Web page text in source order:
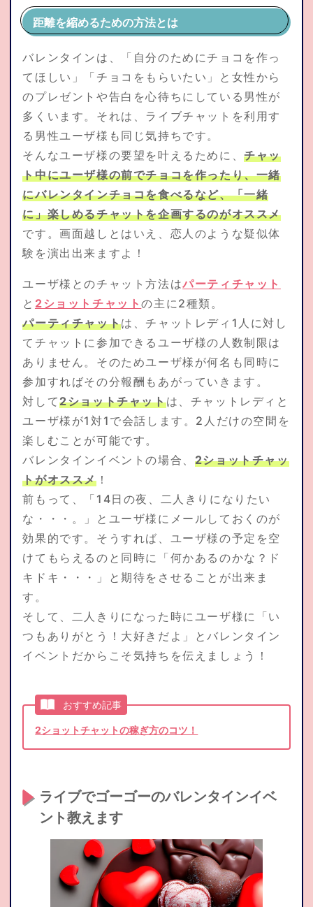
距離を縮めるための方法とは
バレンタインは、「自分のためにチョコを作っ
てほしい」「チョコをもらいたい」と女性から
のプレゼントや告白を心待ちにしている男性が
多くいます。それは、ライブチャットを利用す
る男性ユーザ様も同じ気持ちです。
そんなユーザ様の要望を叶えるために、チャッ
ト中にユーザ様の前でチョコを作ったり、一緒
にバレンタインチョコを食べるなど、「一緒
に」楽しめるチャットを企画するのがオススメ
です。画面越しとはいえ、恋人のような疑似体
験を演出出来ますよ！
ユーザ様とのチャット方法はパーティチャット
と 2ショットチャットの主に2種類。
パーティチャットは、チャットレディ1人に対し
てチャットに参加できるユーザ様の人数制限は
ありません。そのためユーザ様が何名も同時に
参加すればその分報酬もあがっていきます。
対して2ショットチャットは、チャットレディと
ユーザ様が1対1で会話します。2人だけの空間を
楽しむことが可能です。
バレンタインイベントの場合、 2ショットチャッ
トがオススメ！
前もって、「14日の夜、二人きりになりたい
な・・・。」とユーザ様にメールしておくのが
効果的です。そうすれば、ユーザ様の予定を空
けてもらえるのと同時に「何かあるのかな？ド
キドキ・・・」と期待をさせることが出来ま
す。
そして、二人きりになった時にユーザ様に「い
つもありがとう！大好きだよ」とバレンタイン
イベントだからこそ気持ちを伝えましょう！
おすすめ記事
2ショットチャットの稼ぎ方のコツ！
ライブでゴーゴーのバレンタインイベ
ント教えます